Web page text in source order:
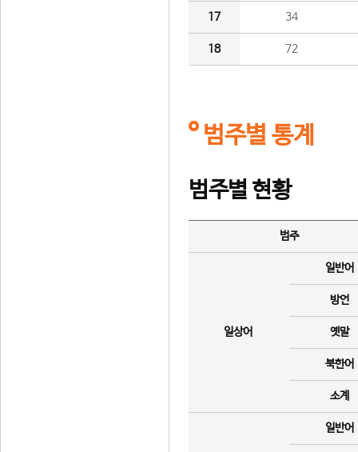
17 34
18 72
범주별 통계
범주별 현황
범주
일상어
일반어
방언
옛말
북한어
소계
일반어